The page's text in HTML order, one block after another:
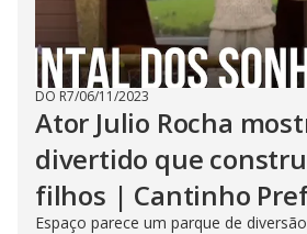
DO R7/06/11/2023
Ator Julio Rocha
divertido que
filhos | Cantinho
Espaço parece um parque de